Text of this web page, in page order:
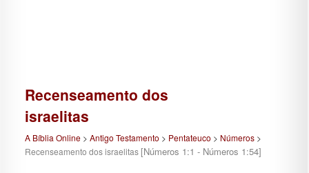
Recenseamento dos
israelitas
A Bíblia Online> Antigo Testamento > Pentateuco > Números>
Recenseamento dos israelitas [Números 1:1 - Números 1:54]